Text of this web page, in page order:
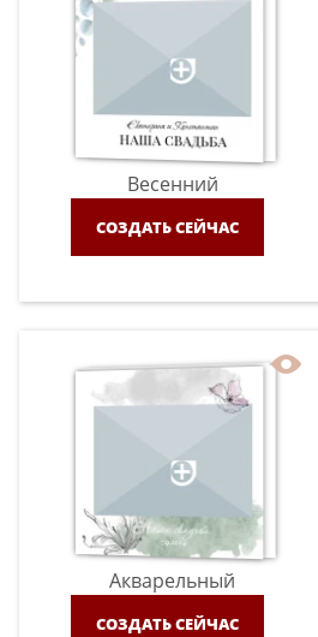
Весенний
СОЗДАТЬ СЕЙЧАС
Акварельный
СОЗДАТЬ СЕЙЧАС